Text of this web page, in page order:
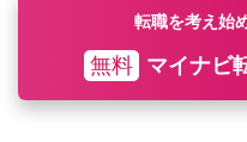
転職を考え始
無料 マイナビ